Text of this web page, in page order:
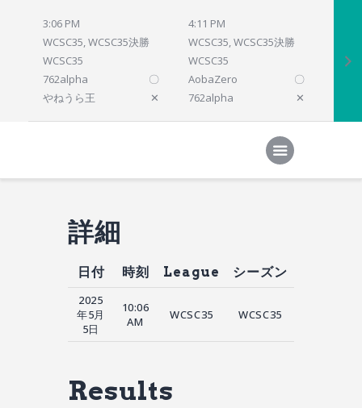
3:06 PM
WCSC35, WCSC35決勝
WCSC35
762alpha
〇
やねうら王
✕
4:11 PM
WCSC35, WCSC35決勝
WCSC35
AobaZero
〇
762alpha
✕
Home
参加プログラム
詳細
日付 時刻 League シーズン
2025
年5月
5日
10:06
AM
WCSC35 WCSC35
Results